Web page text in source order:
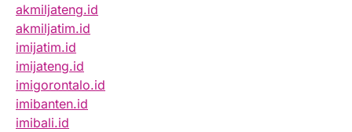
akmiljateng.id
akmiljatim.id
imijatim.id
imijateng.id
imigorontalo.id
imibanten.id
imibali.id